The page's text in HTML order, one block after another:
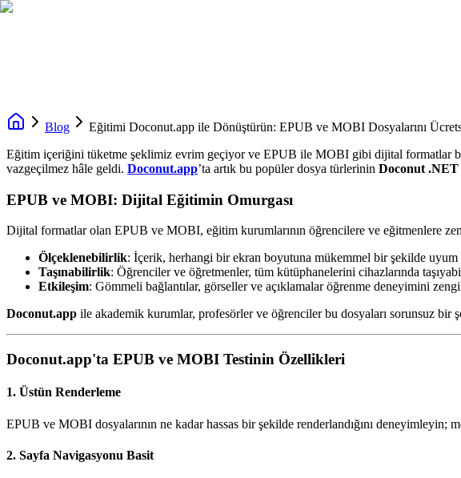
Blog
Eğitimi Doconut.app ile Dönüştürün: EPUB ve MOBI Dosyalarını
Eğitim içeriğini tüketme şeklimiz evrim geçiyor ve EPUB ile MOBI gibi dijital formatlar
vazgeçilmez hâle geldi. Doconut.app’ta artık bu popüler dosya türlerinin Doconut
EPUB ve MOBI: Dijital Eğitimin Omurgası
Dijital formatlar olan EPUB ve MOBI, eğitim kurumlarının öğrencilere ve eğitmenlere
Ölçeklenebilirlik: İçerik, herhangi bir ekran boyutuna mükemmel bir şekilde uyum
Taşınabilirlik: Öğrenciler ve öğretmenler, tüm kütüphanelerini cihazlarında
Etkileşim: Gömmeli bağlantılar, görseller ve açıklamalar öğrenme deneyimini
Doconut.app ile akademik kurumlar, profesörler ve öğrenciler bu dosyaları sorunsuz bir
Doconut.app'ta EPUB ve MOBI Testinin Özellikleri
1. Üstün Renderleme
EPUB ve MOBI dosyalarının ne kadar hassas bir şekilde renderlandığını
2. Sayfa Navigasyonu Basit